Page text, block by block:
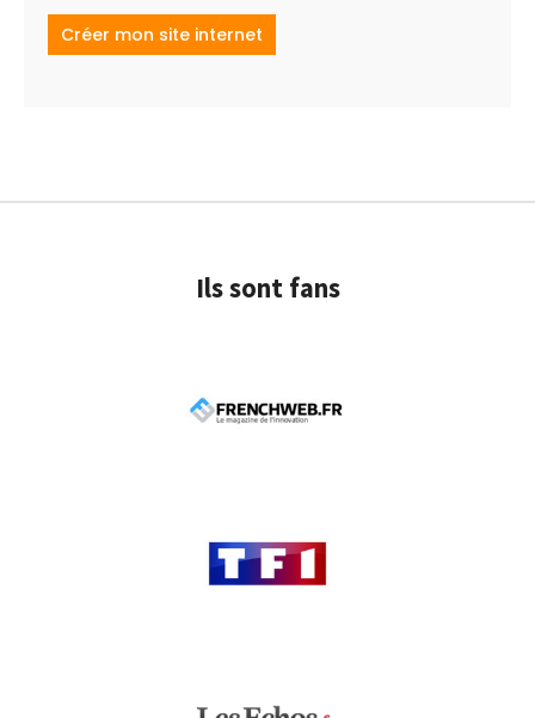
Créer mon site internet
Ils sont fans